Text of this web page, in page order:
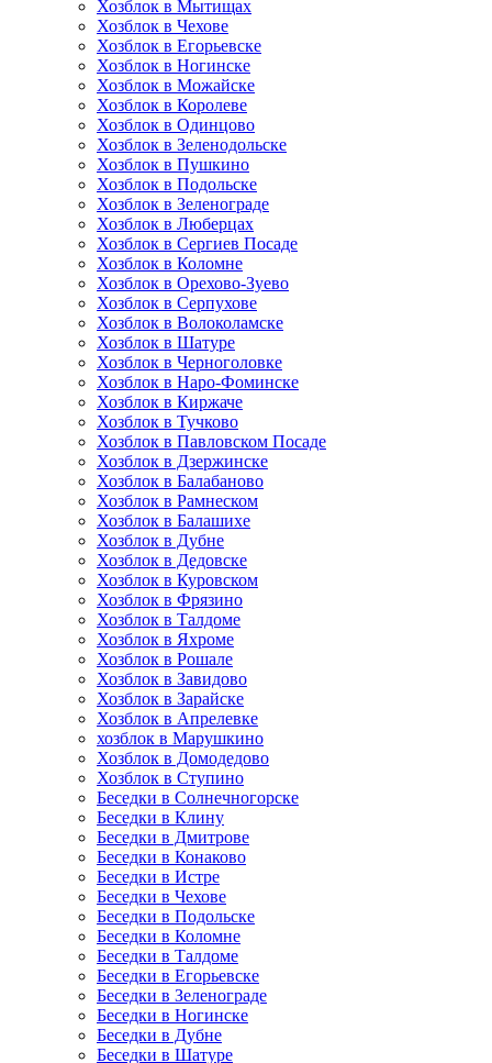
Хозблок в Мытищах
Хозблок в Чехове
Хозблок в Егорьевске
Хозблок в Ногинске
Хозблок в Можайске
Хозблок в Королеве
Хозблок в Одинцово
Хозблок в Зеленодольске
Хозблок в Пушкино
Хозблок в Подольске
Хозблок в Зеленограде
Хозблок в Люберцах
Хозблок в Сергиев Посаде
Хозблок в Коломне
Хозблок в Орехово-Зуево
Хозблок в Серпухове
Хозблок в Волоколамске
Хозблок в Шатуре
Хозблок в Черноголовке
Хозблок в Наро-Фоминске
Хозблок в Киржаче
Хозблок в Тучково
Хозблок в Павловском Посаде
Хозблок в Дзержинске
Хозблок в Балабаново
Хозблок в Рамнеском
Хозблок в Балашихе
Хозблок в Дубне
Хозблок в Дедовске
Хозблок в Куровском
Хозблок в Фрязино
Хозблок в Талдоме
Хозблок в Яхроме
Хозблок в Рошале
Хозблок в Завидово
Хозблок в Зарайске
Хозблок в Апрелевке
хозблок в Марушкино
Хозблок в Домодедово
Хозблок в Ступино
Беседки в Солнечногорске
Беседки в Клину
Беседки в Дмитрове
Беседки в Конаково
Беседки в Истре
Беседки в Чехове
Беседки в Подольске
Беседки в Коломне
Беседки в Талдоме
Беседки в Егорьевске
Беседки в Зеленограде
Беседки в Ногинске
Беседки в Дубне
Беседки в Шатуре